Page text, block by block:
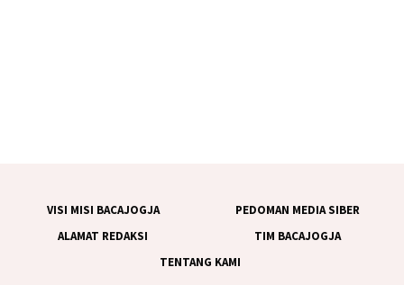
VISI MISI BACAJOGJA
PEDOMAN MEDIA SIBER
ALAMAT REDAKSI
TIM BACAJOGJA
TENTANG KAMI